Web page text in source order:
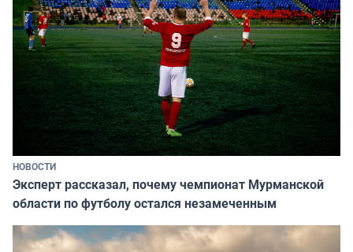
НОВОСТИ
Эксперт рассказал, почему чемпионат Мурманской
области по футболу остался незамеченным